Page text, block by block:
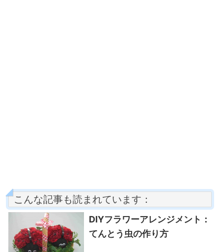
こんな記事も読まれています：
DIYフラワーアレンジメント：
てんとう虫の作り方